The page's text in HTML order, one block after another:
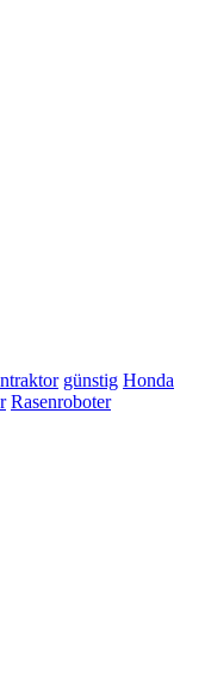
günstig Honda
Rasenroboter